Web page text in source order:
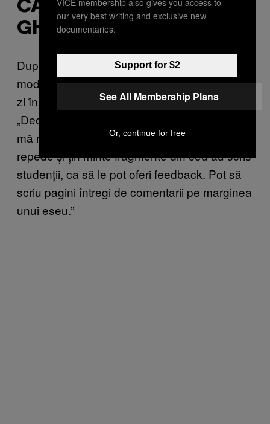
CARE SĂ DEA UN
GHIONT NECESAR
După ce un student i-a sugerat să încerce
modafinil, Will a început să ia 100-200 mg pe
zi în diminețile în care avea de corectat.
„Deodată, corectarea a devenit plăcută. Nu
mă mai recunoșteam. Acum citesc mult mai
repede și țin minte fragmente din ceu au scris
studenții, ca să le pot oferi feedback. Pot să
scriu pagini întregi de comentarii pe marginea
unui eseu.”
our very best writing and exclusive new
documentaries.
Support for $2
See All Membership Plans
Or, continue for free